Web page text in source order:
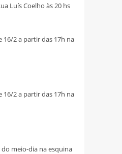
Luís Coelho às 20 hs
16/2 a partir das 17h na
16/2 a partir das 17h na
meio-dia na esquina